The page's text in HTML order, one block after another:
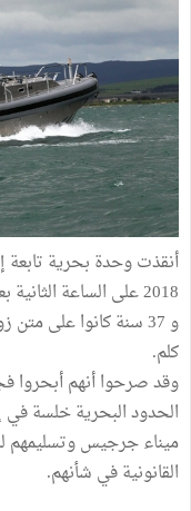
كلم.
وقد صرحوا أنهم
الحدود البحرية خلسة في
ميناء جرجيس وتسليمهم
القانونية في شأنهم.